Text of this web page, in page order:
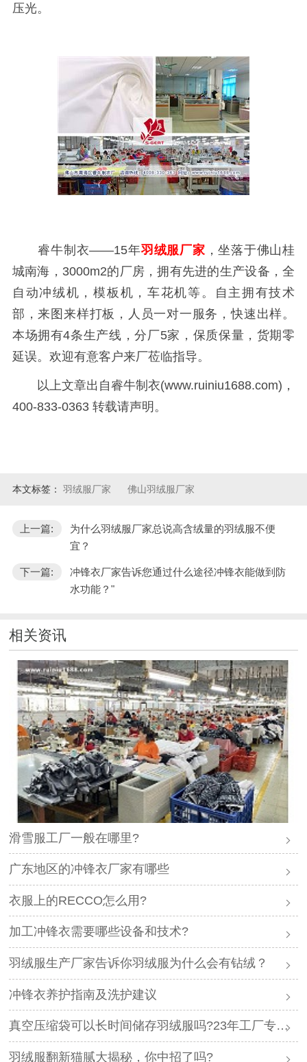
压光。
睿牛制衣——15年羽绒服厂家 ，坐落于佛山桂
城南海，3000m2的厂房，拥有先进的生产设备，全
自动冲绒机，模板机，车花机等。自主拥有技术
部，来图来样打板，人员一对一服务，快速出样。
本场拥有4条生产线，分厂5家，保质保量，货期零
延误。欢迎有意客户来厂莅临指导。
以上文章出自睿牛制衣(www.ruiniu1688.com)，
400-833-0363 转载请声明。
本文标签： 羽绒服厂家 佛山羽绒服厂家
上一篇:
为什么羽绒服厂家总说高含绒量的羽绒服不便
宜？
下一篇:
冲锋衣厂家告诉您通过什么途径冲锋衣能做到防
水功能？"
相关资讯
滑雪服工厂一般在哪里?
广东地区的冲锋衣厂家有哪些
衣服上的RECCO怎么用?
加工冲锋衣需要哪些设备和技术?
羽绒服生产厂家告诉你羽绒服为什么会有钻绒？
冲锋衣养护指南及洗护建议
真空压缩袋可以长时间储存羽绒服吗?23年工厂专业解答
羽绒服翻新猫腻大揭秘，你中招了吗?